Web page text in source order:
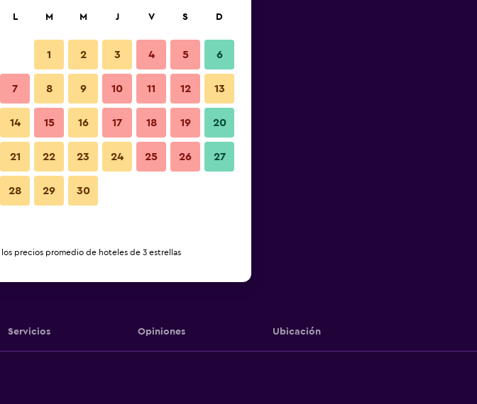
Servicios Opiniones Ubicación
L M M J V S D
1 2 3 4 5 6
7 8 9 10 11 12 13
14 15 16 17 18 19 20
21 22 23 24 25 26 27
28 29 30
los precios promedio de hoteles de 3 estrellas